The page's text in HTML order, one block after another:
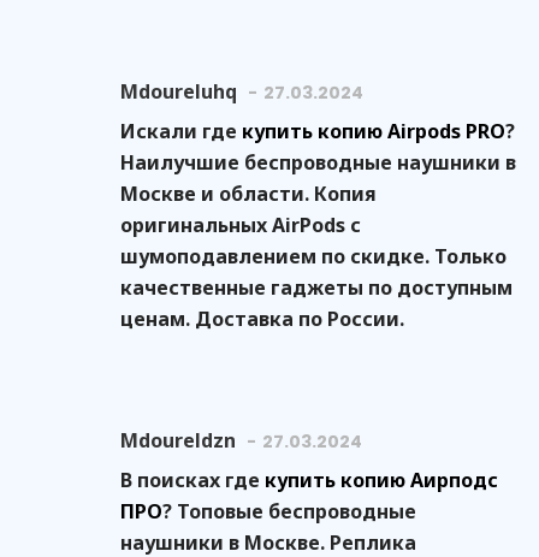
Mdoureluhq 27.03.2024
Искали где купить копию Airpods PRO?
Наилучшие беспроводные наушники в
Москве и области. Копия
оригинальных AirPods с
шумоподавлением по скидке. Только
качественные гаджеты по доступным
ценам. Доставка по России.
Mdoureldzn 27.03.2024
В поисках где купить копию Аирподс
ПРО? Топовые беспроводные
наушники в Москве. Реплика